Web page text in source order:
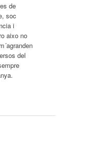
de
soc
i
aixo no
del